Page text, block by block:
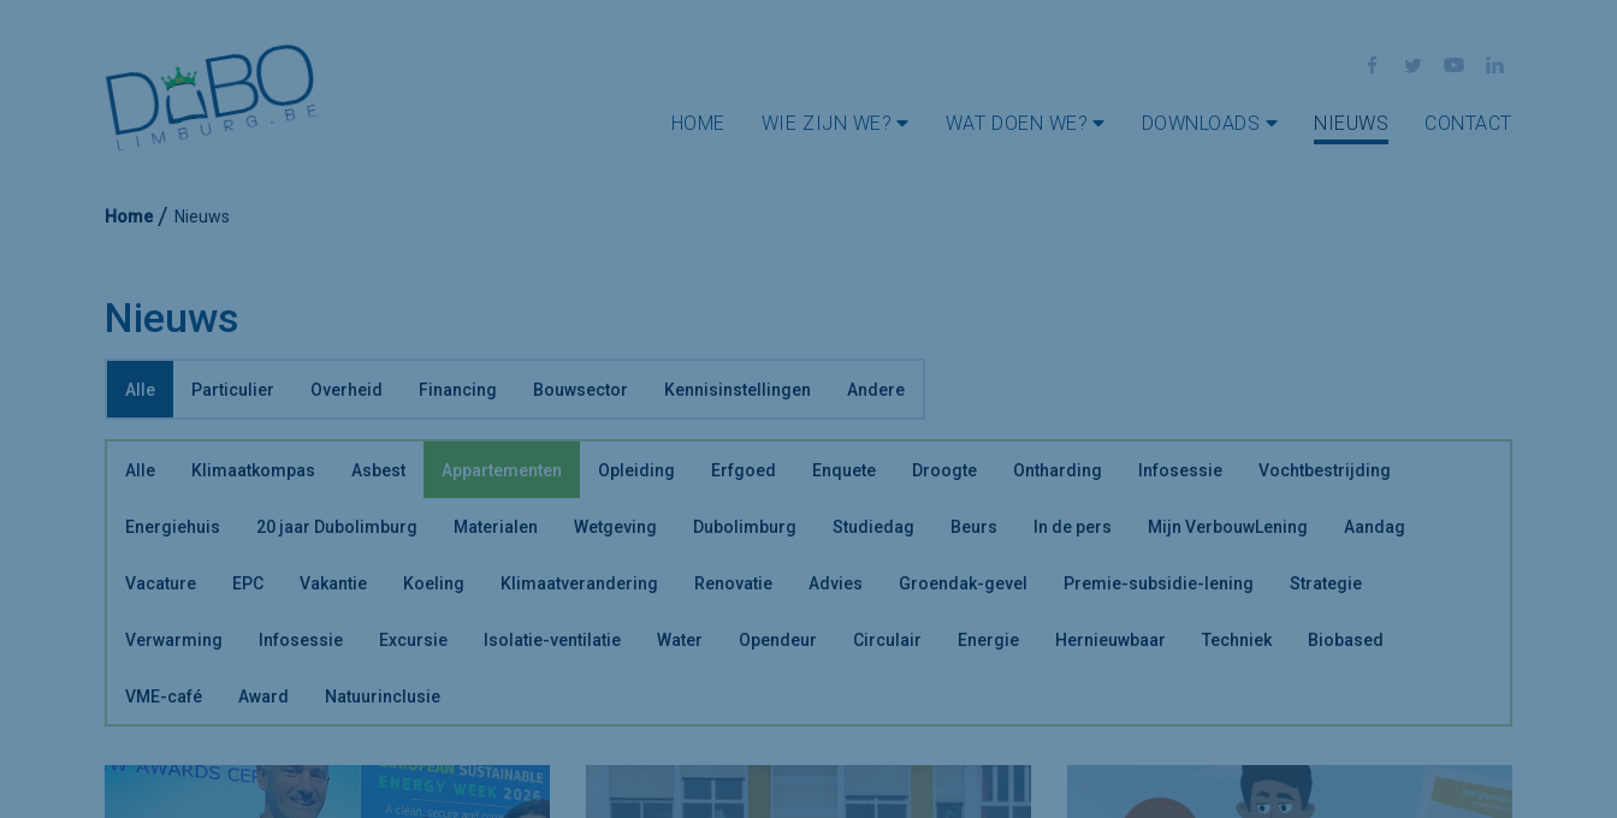
Facebook
Twitter YouTube
HOME WIE ZIJN WE? WAT DOEN WE? DOWNLOADS NIEUWS CONTACT
Home Nieuws
Nieuws
Alle Particulier Overheid Financing Bouwsector Kennisinstellingen Andere
Alle Klimaatkompas Asbest Appartementen Opleiding Erfgoed Enquete Droogte Ontharding Infosessie Vochtbestrijding
Energiehuis 20 jaar Dubolimburg Materialen Wetgeving Dubolimburg Studiedag Beurs In de pers Mijn VerbouwLening Aandag
Vacature EPC Vakantie Koeling Klimaatverandering Renovatie Advies Groendak-gevel Premie-subsidie-lening Strategie
Verwarming Infosessie Excursie Isolatie-ventilatie Water Opendeur Circulair Energie Hernieuwbaar Techniek Biobased
VME-café Award Natuurinclusie